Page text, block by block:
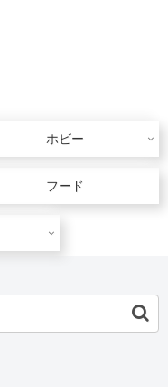
ホビー
フード